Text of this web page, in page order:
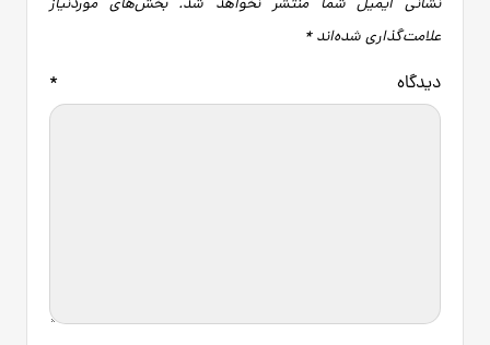
علامت‌گذاری شده‌اند*
دیدگاه *